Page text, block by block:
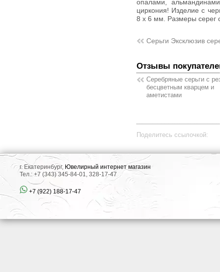
опалами,
циркония! Изделие с
8 х 6 мм. Размеры серег
Серьги Эксклюзив
Отзывы
Серебряные серьги с
бесцветным кварцем и
аметистами
Поделитесь ссылочкой:
г. Екатеринбург, Ювелирный интернет магазин
Тел.: +7 (343) 345-84-01, 328-17-47
+7 (922) 188-17-47